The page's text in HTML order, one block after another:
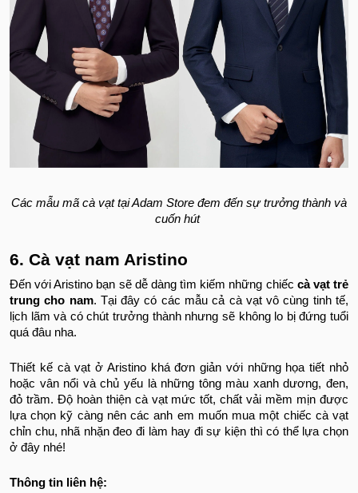
Các mẫu mã cà vạt tại Adam Store đem đến sự trưởng thành và
cuốn hút
6. Cà vạt nam Aristino
Đến với Aristino bạn sẽ dễ dàng tìm kiếm những chiếc cà vạt trẻ
trung cho nam. Tại đây có các mẫu cả cà vạt vô cùng tinh tế,
lịch lãm và có chút trưởng thành nhưng sẽ không lo bị đứng tuổi
quá đâu nha.
Thiết kế cà vạt ở Aristino khá đơn giản với những họa tiết nhỏ
hoặc vân nổi và chủ yếu là những tông màu xanh dương, đen,
đỏ trầm. Độ hoàn thiện cà vạt mức tốt, chất vải mềm mịn được
lựa chọn kỹ càng nên các anh em muốn mua một chiếc cà vạt
chỉn chu, nhã nhặn đeo đi làm hay đi sự kiện thì có thể lựa chọn
ở đây nhé!
Thông tin liên hệ: